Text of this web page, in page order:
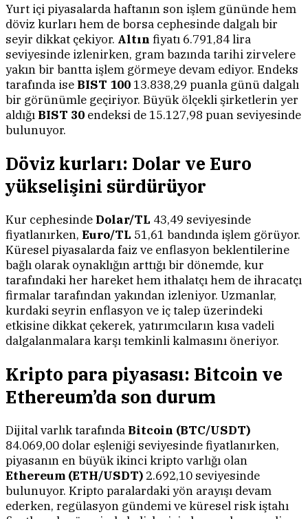
Yurt içi piyasalarda haftanın son işlem gününde hem
döviz kurları hem de borsa cephesinde dalgalı bir
seyir dikkat çekiyor. Altın fiyatı 6.791,84 lira
seviyesinde izlenirken, gram bazında tarihi zirvelere
yakın bir bantta işlem görmeye devam ediyor. Endeks
tarafında ise BIST 10013.838,29 puanla günü dalgalı
bir görünümle geçiriyor. Büyük ölçekli şirketlerin yer
aldığı BIST 30 endeksi de 15.127,98 puan seviyesinde
bulunuyor.
Döviz kurları: Dolar ve Euro
yükselişini sürdürüyor
Kur cephesinde Dolar/TL 43,49 seviyesinde
fiyatlanırken, Euro/TL 51,61 bandında işlem görüyor.
Küresel piyasalarda faiz ve enflasyon beklentilerine
bağlı olarak oynaklığın arttığı bir dönemde, kur
tarafındaki her hareket hem ithalatçı hem de ihracatçı
firmalar tarafından yakından izleniyor. Uzmanlar,
kurdaki seyrin enflasyon ve iç talep üzerindeki
etkisine dikkat çekerek, yatırımcıların kısa vadeli
dalgalanmalara karşı temkinli kalmasını öneriyor.
Kripto para piyasası: Bitcoin ve
Ethereum’da son durum
Dijital varlık tarafında Bitcoin (BTC/USDT)
84.069,00 dolar eşleniği seviyesinde fiyatlanırken,
piyasanın en büyük ikinci kripto varlığı olan
Ethereum (ETH/USDT) 2.692,10 seviyesinde
bulunuyor. Kripto paralardaki yön arayışı devam
ederken, regülasyon gündemi ve küresel risk iştahı